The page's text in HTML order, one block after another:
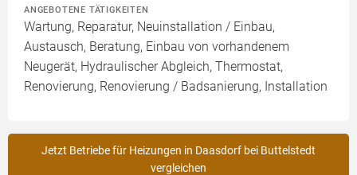
ANGEBOTENE TÄTIGKEITEN
Wartung, Reparatur, Neuinstallation / Einbau,
Austausch, Beratung, Einbau von vorhandenem
Neugerät, Hydraulischer Abgleich, Thermostat,
Renovierung, Renovierung / Badsanierung, Installation
Jetzt Betriebe für Heizungen in Daasdorf bei Buttelstedt
vergleichen